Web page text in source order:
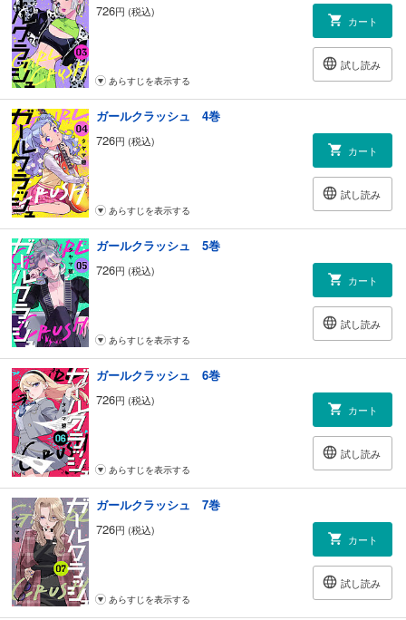
「好き」
後戻りできないかもしれないという感情を押し殺すことができず、
思わずしてしまった告白。
その行方はどうなる――？
【電子特典】巻末にはアクリルフィギュア用描き下ろしイラストを収
録！
726円 (税込)
カート
試し読み
あらすじを表示する
ガールクラッシュ 4巻
726円 (税込)
カート
試し読み
あらすじを表示する
ガールクラッシュ 5巻
726円 (税込)
カート
試し読み
あらすじを表示する
ガールクラッシュ 6巻
726円 (税込)
カート
試し読み
あらすじを表示する
ガールクラッシュ 7巻
726円 (税込)
カート
試し読み
あらすじを表示する